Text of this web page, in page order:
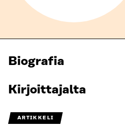
Biografia
Kirjoittajalta
ARTIKKELI